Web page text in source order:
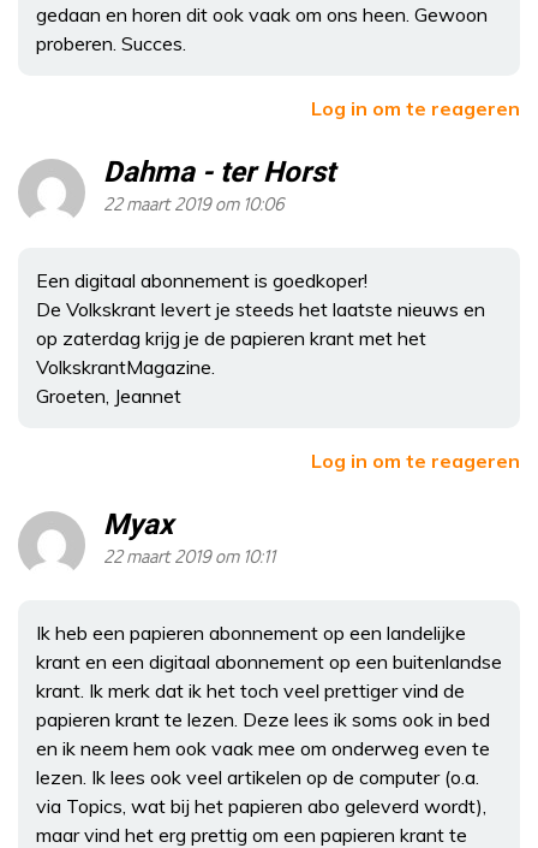
gedaan en horen dit ook vaak om ons heen. Gewoon
proberen. Succes.
Log in om te reageren
Dahma - ter Horst
22 maart 2019 om 10:06
Een digitaal abonnement is goedkoper!
De Volkskrant levert je steeds het laatste nieuws en
op zaterdag krijg je de papieren krant met het
VolkskrantMagazine.
Groeten, Jeannet
Log in om te reageren
Myax
22 maart 2019 om 10:11
Ik heb een papieren abonnement op een landelijke
krant en een digitaal abonnement op een buitenlandse
krant. Ik merk dat ik het toch veel prettiger vind de
papieren krant te lezen. Deze lees ik soms ook in bed
en ik neem hem ook vaak mee om onderweg even te
lezen. Ik lees ook veel artikelen op de computer (o.a.
via Topics, wat bij het papieren abo geleverd wordt),
maar vind het erg prettig om een papieren krant te